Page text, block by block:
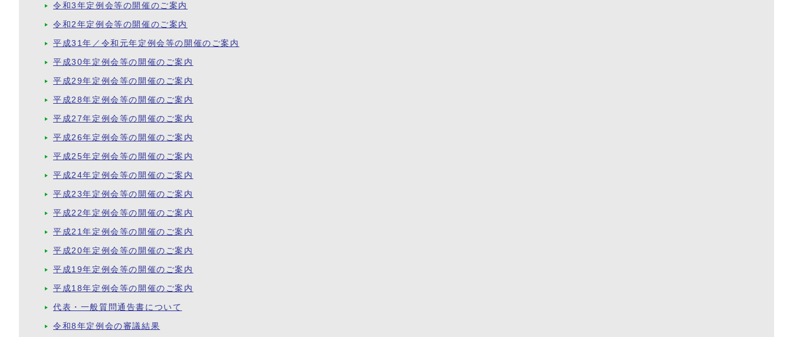
令和3年定例会等の開催のご案内
令和2年定例会等の開催のご案内
平成31年／令和元年定例会等の開催のご案内
平成30年定例会等の開催のご案内
平成29年定例会等の開催のご案内
平成28年定例会等の開催のご案内
平成27年定例会等の開催のご案内
平成26年定例会等の開催のご案内
平成25年定例会等の開催のご案内
平成24年定例会等の開催のご案内
平成23年定例会等の開催のご案内
平成22年定例会等の開催のご案内
平成21年定例会等の開催のご案内
平成20年定例会等の開催のご案内
平成19年定例会等の開催のご案内
平成18年定例会等の開催のご案内
代表・一般質問通告書について
令和8年定例会の審議結果